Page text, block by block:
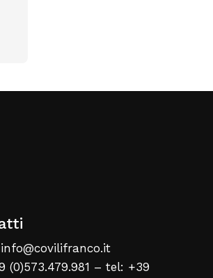
(0)573.479.981 – tel: +39